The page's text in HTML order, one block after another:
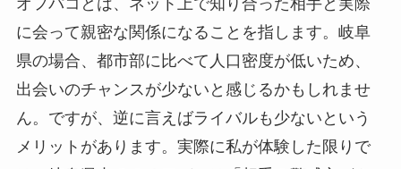
に会って親密な関係になることを指します。岐阜
県の場合、都市部に比べて人口密度が低いため、
出会いのチャンスが少ないと感じるかもしれませ
ん。ですが、逆に言えばライバルも少ないという
メリットがあります。実際に私が体験した限りで